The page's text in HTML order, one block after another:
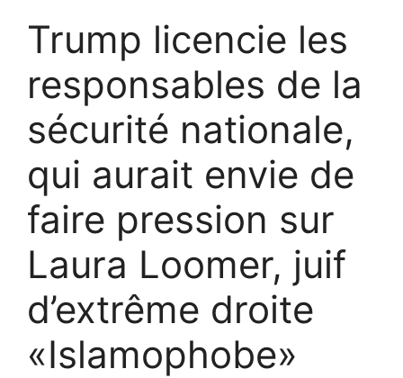
Trump licencie les
responsables de la
sécurité nationale,
qui aurait envie de
faire pression sur
Laura Loomer, juif
d’extrême droite
«Islamophobe»